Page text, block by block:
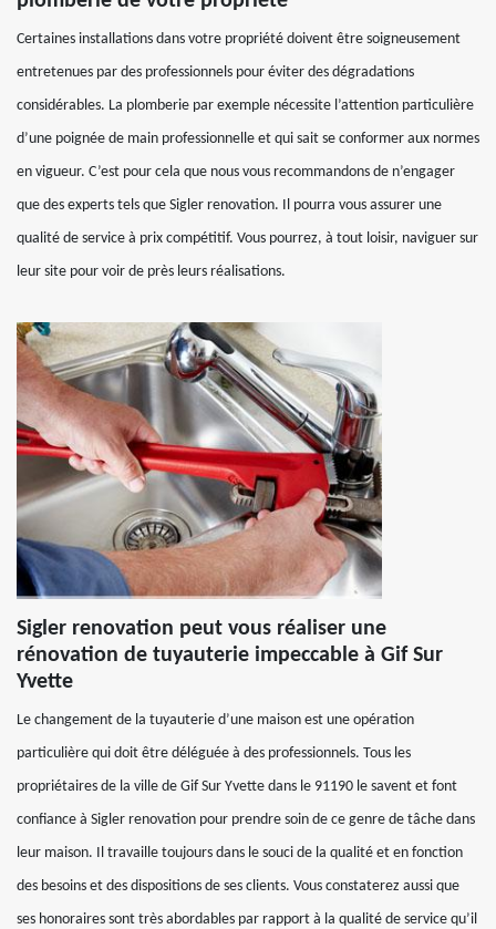
Certaines installations dans votre propriété doivent être soigneusement
entretenues par des professionnels pour éviter des dégradations
considérables. La plomberie par exemple nécessite l’attention particulière
d’une poignée de main professionnelle et qui sait se conformer aux normes
en vigueur. C’est pour cela que nous vous recommandons de n’engager
que des experts tels que Sigler renovation. Il pourra vous assurer une
qualité de service à prix compétitif. Vous pourrez, à tout loisir, naviguer sur
leur site pour voir de près leurs réalisations.
Sigler renovation peut vous réaliser une
rénovation de tuyauterie impeccable à Gif Sur
Yvette
Le changement de la tuyauterie d’une maison est une opération
particulière qui doit être déléguée à des professionnels. Tous les
propriétaires de la ville de Gif Sur Yvette dans le 91190 le savent et font
confiance à Sigler renovation pour prendre soin de ce genre de tâche dans
leur maison. Il travaille toujours dans le souci de la qualité et en fonction
des besoins et des dispositions de ses clients. Vous constaterez aussi que
ses honoraires sont très abordables par rapport à la qualité de service qu’il